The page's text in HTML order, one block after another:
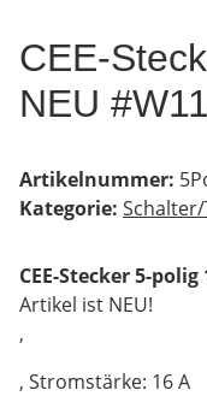
CEE-
NEU
Artikelnummer:
Kategorie:
CEE-Stecker 5-
Artikel ist NEU!
,
, Stromstärke: 16 A